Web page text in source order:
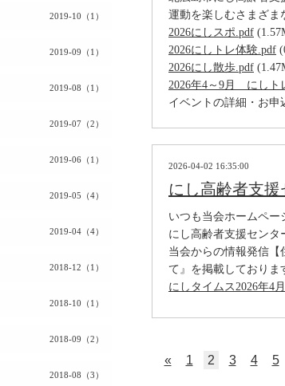
2019-10（1）
2019-09（1）
2019-08（1）
2019-07（2）
2019-06（1）
2019-05（4）
2019-04（4）
2018-12（1）
2018-10（1）
2018-09（2）
2018-08（3）
運動を楽しむさまざま
2026にしスポ.pdf
2026にしトレ体験.pdf
2026にし散歩.pdf
2026年4～9月 にしト
イベントの詳細・お申
2026-04-02 16:35:00
にし高齢者支
いつも当会ホームペー
にし高齢者支援センタ
当会からの情報発信
て』を掲載しておりま
にしタイムス2026年4
« 1 2 3 4 5